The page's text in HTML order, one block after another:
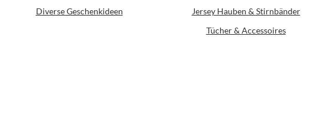
Diverse Geschenkideen
Jersey Hauben & Stirnbänder
Tücher & Accessoires